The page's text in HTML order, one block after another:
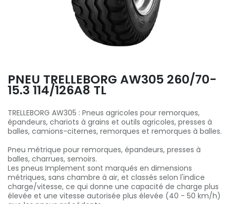
PNEU TRELLEBORG AW305 260/70-
15.3 114/126A8 TL
TRELLEBORG AW305 : Pneus agricoles pour remorques,
épandeurs, chariots à grains et outils agricoles, presses à
balles, camions-citernes, remorques et remorques à balles.
Pneu métrique pour remorques, épandeurs, presses à
balles, charrues, semoirs.
Les pneus Implement sont marqués en dimensions
métriques, sans chambre à air, et classés selon l'indice
charge/vitesse, ce qui donne une capacité de charge plus
élevée et une vitesse autorisée plus élevée (40 - 50 km/h)